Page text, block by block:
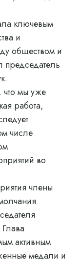
ключевым
и
обществом и
председатель
что мы уже
работа,
числе
во
члены
активным
медали и